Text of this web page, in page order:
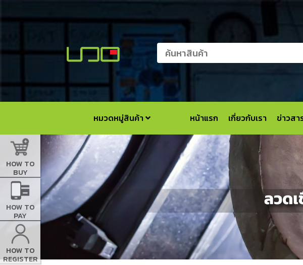
หมวดหมู่สินค้า หน้าแรก เกี่ยวกับเรา ข่าวสา
HOW TO
BUY
HOW TO
PAY
HOW TO
REGISTER